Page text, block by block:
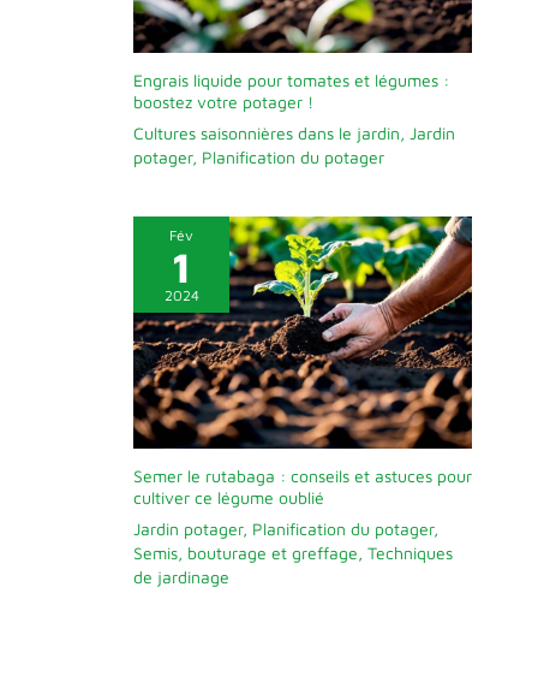
Engrais liquide pour tomates et légumes :
boostez votre potager !
Cultures saisonnières dans le jardin, Jardin
potager, Planification du potager
Fév
1
2024
Semer le rutabaga : conseils et astuces pour
cultiver ce légume oublié
Jardin potager, Planification du potager,
Semis, bouturage et greffage, Techniques
de jardinage